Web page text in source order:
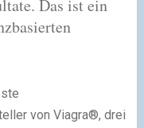
Das ist ein
von Viagra®, drei